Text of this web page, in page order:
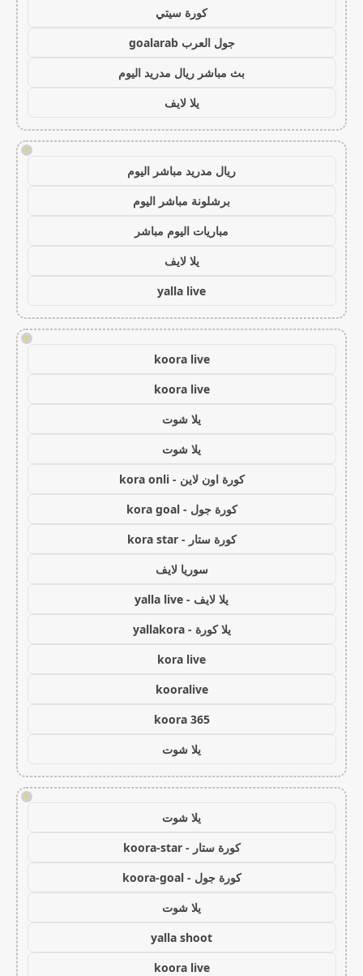
كورة سيتي
جول العرب goalarab
بث مباشر ريال مدريد اليوم
يلا لايف
!
ريال مدريد مباشر اليوم
برشلونة مباشر اليوم
مباريات اليوم مباشر
يلا لايف
yalla live
!
koora live
koora live
يلا شوت
يلا شوت
كورة اون لاين - kora onli
كورة جول - kora goal
كورة ستار - kora star
سوريا لايف
يلا لايف - yalla live
يلا كورة - yallakora
kora live
kooralive
koora 365
يلا شوت
!
يلا شوت
كورة ستار - koora-star
كورة جول - koora-goal
يلا شوت
yalla shoot
koora live